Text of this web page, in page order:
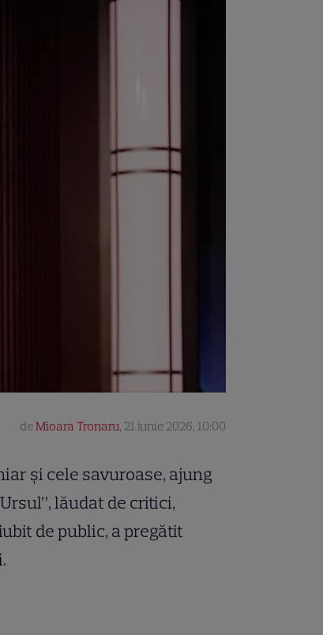
deMioara Tronaru, 21 iunie 2026, 10:00
și cele savuroase, ajung
lăudat de critici,
de public, a pregătit